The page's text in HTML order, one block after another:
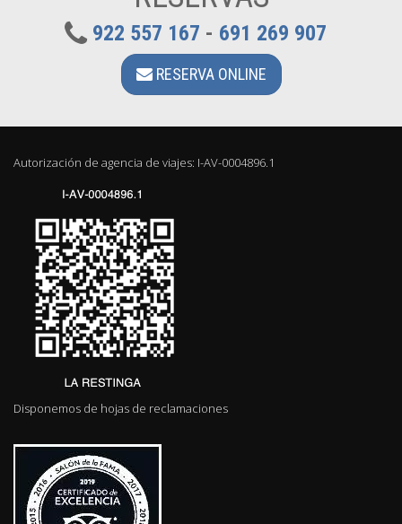
922 557 167 - 691 269 907
RESERVA ONLINE
Autorización de agencia de viajes: I-AV-0004896.1
Disponemos de hojas de reclamaciones